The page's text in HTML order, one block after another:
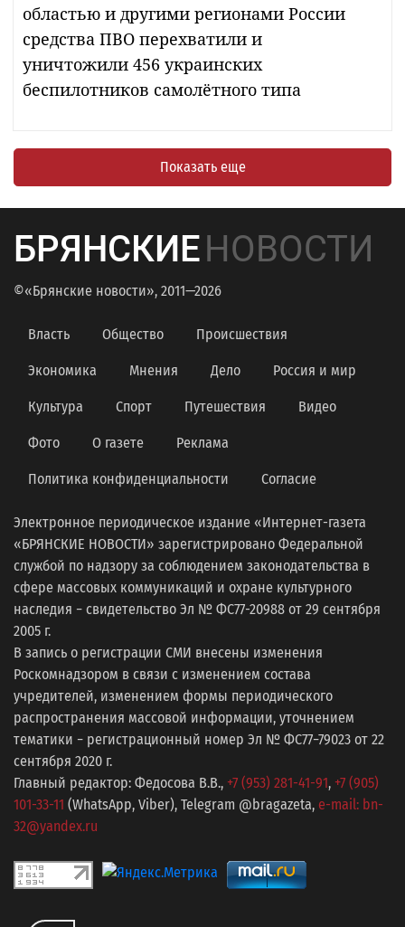
областью и другими регионами России
средства ПВО перехватили и
уничтожили 456 украинских
беспилотников самолётного типа
Показать еще
БРЯНСКИЕНОВОСТИ
©«Брянские новости», 2011—2026
Власть Общество Происшествия
Экономика Мнения Дело Россия и мир
Культура Спорт Путешествия Видео
Фото О газете Реклама
Политика конфиденциальности Согласие
Электронное периодическое издание «Интернет-газета
«БРЯНСКИЕ НОВОСТИ» зарегистрировано Федеральной
службой по надзору за соблюдением законодательства в
сфере массовых коммуникаций и охране культурного
наследия − свидетельство Эл № ФС77-20988 от 29 сентября
2005 г.
В запись о регистрации СМИ внесены изменения
Роскомнадзором в связи с изменением состава
учредителей, изменением формы периодического
распространения массовой информации, уточнением
тематики − регистрационный номер Эл № ФС77−79023 от 22
сентября 2020 г.
Главный редактор: Федосова В.В., +7 (953) 281-41-91, +7 (905)
101-33-11 (WhatsApp, Viber), Telegram @bragazeta, e-mail: bn-
32@yandex.ru